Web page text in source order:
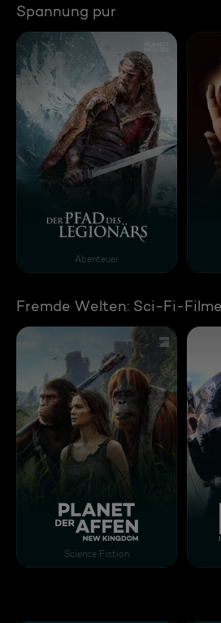
Spannung pur
Der Pfad des Legionärs
Abenteuer
Fremde Welten: Sci-Fi-Filme
Planet der Affen: New
Science Fiction